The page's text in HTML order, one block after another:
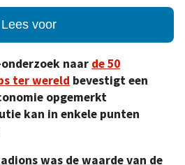
Lees voor
naar de 50
ter wereld bevestigt een
opgemerkt
kan in enkele punten
was de waarde van de